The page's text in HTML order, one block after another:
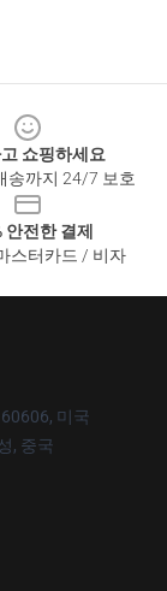
쇼핑하세요
송까지 24/7 보호
안전한 결제
스터카드 / 비자
미국
, 중국